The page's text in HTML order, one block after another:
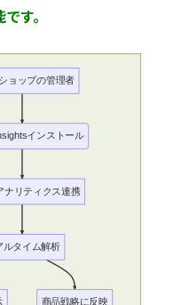
す。
ョップの管理者
インストール
ナリティクス連携
ルタイム解析
商品戦略に反映